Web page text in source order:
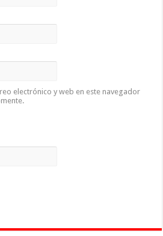
electrónico y web en este navegador